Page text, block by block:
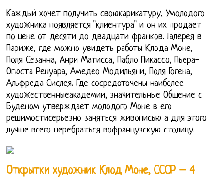
Каждый хочет получить своюкарикатуру, Умолодого
художника появляется "клиентура" и он их продает
по цене от десяти до двадцати франков. Галерея в
Париже, где можно увидеть работы Клода Моне,
Поля Сезанна, Анри Матисса, Пабло Пикассо, Пьера-
Огюста Ренуара, Амедео Модильяни, Поля Гогена,
Альфреда Сислея. Где сосредоточены наиболее
художественныеакадемии, значительные Общение с
Буденом утверждает молодого Моне в его
решимостисерьезно заняться живописью а для этого
лучше всего перебраться вофранцузскую столицу.
Открытки художник Клод Моне, СССР – 4